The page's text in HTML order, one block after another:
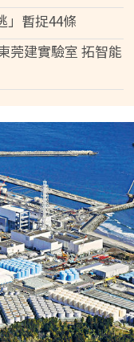
」暫捉44條
莞建實驗室 拓智能